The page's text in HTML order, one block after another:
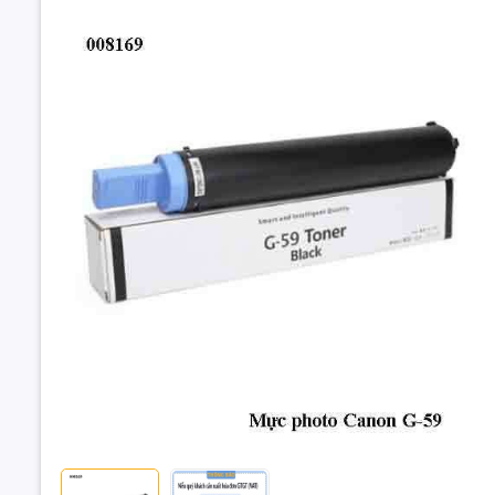
Mực
2006N –
📝 Mô tả
Mực
series,
phẩm